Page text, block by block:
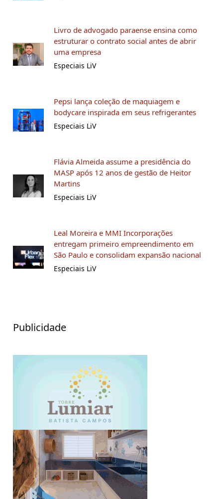
Livro de advogado paraense ensina como
estruturar o contrato social antes de abrir
uma empresa
Especiais LiV
Pepsi lança coleção de maquiagem e
bodycare inspirada em seus refrigerantes
Especiais LiV
Flávia Almeida assume a presidência do
MASP após 12 anos de gestão de Heitor
Martins
Especiais LiV
Leal Moreira e MMI Incorporações
entregam primeiro empreendimento em
São Paulo e consolidam expansão nacional
Especiais LiV
Publicidade